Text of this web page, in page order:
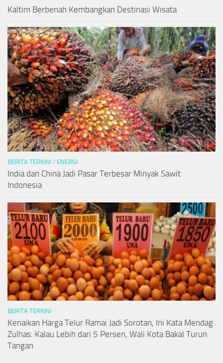
Kaltim Berbenah Kembangkan Destinasi Wisata
BERITA TERKINI / ENERGI
India dan China Jadi Pasar Terbesar Minyak Sawit
Indonesia
BERITA TERKINI
Kenaikan Harga Telur Ramai Jadi Sorotan, Ini Kata Mendag
Zulhas: Kalau Lebih dari 5 Persen, Wali Kota Bakal Turun
Tangan